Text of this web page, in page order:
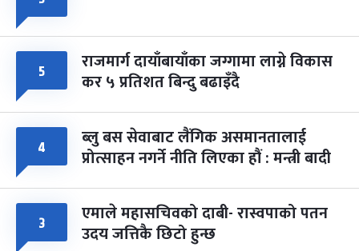
५ राजमार्ग दायाँबायाँका जग्गामा लाग्ने विकास
कर ५ प्रतिशत बिन्दु बढाइँदै
४ ब्लु बस सेवाबाट लैंगिक असमानतालाई
प्रोत्साहन नगर्ने नीति लिएका हौं : मन्त्री बादी
३ एमाले महासचिवको दाबी- रास्वपाको पतन
उदय जत्तिकै छिटो हुन्छ